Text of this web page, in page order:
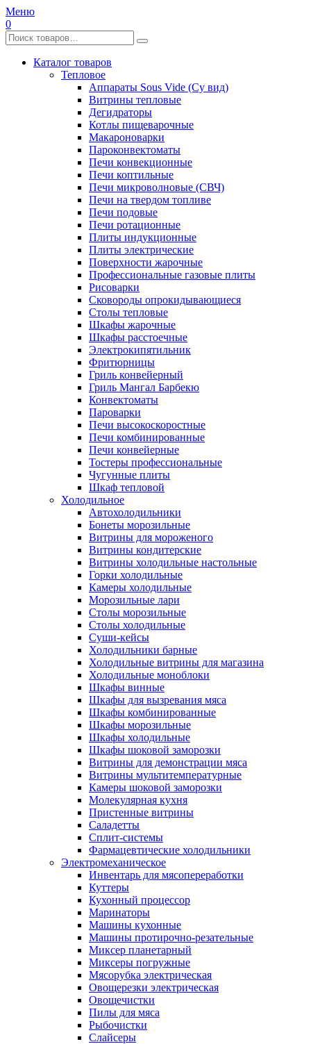
Меню
0
Каталог товаров
Тепловое
Аппараты Sous Vide (Су вид)
Витрины тепловые
Дегидраторы
Котлы пищеварочные
Макароноварки
Пароконвектоматы
Печи конвекционные
Печи коптильные
Печи микроволновые (СВЧ)
Печи на твердом топливе
Печи подовые
Печи ротационные
Плиты индукционные
Плиты электрические
Поверхности жарочные
Профессиональные газовые плиты
Рисоварки
Сковороды опрокидывающиеся
Столы тепловые
Шкафы жарочные
Шкафы расстоечные
Электрокипятильник
Фритюрницы
Гриль конвейерный
Гриль Мангал Барбекю
Конвектоматы
Пароварки
Печи высокоскоростные
Печи комбинированные
Печи конвейерные
Тостеры профессиональные
Чугунные плиты
Шкаф тепловой
Холодильное
Автохолодильники
Бонеты морозильные
Витрины для мороженого
Витрины кондитерские
Витрины холодильные настольные
Горки холодильные
Камеры холодильные
Морозильные лари
Столы морозильные
Столы холодильные
Суши-кейсы
Холодильники барные
Холодильные витрины для магазина
Холодильные моноблоки
Шкафы винные
Шкафы для вызревания мяса
Шкафы комбинированные
Шкафы морозильные
Шкафы холодильные
Шкафы шоковой заморозки
Витрины для демонстрации мяса
Витрины мультитемпературные
Камеры шоковой заморозки
Молекулярная кухня
Пристенные витрины
Саладетты
Сплит-системы
Фармацевтические холодильники
Электромеханическое
Инвентарь для мясопереработки
Куттеры
Кухонный процессор
Маринаторы
Машины кухонные
Машины протирочно-резательные
Миксер планетарный
Миксеры погружные
Мясорубка электрическая
Овощерезки электрическая
Овощечистки
Пилы для мяса
Рыбочистки
Слайсеры